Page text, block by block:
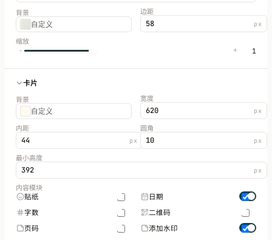
背景
自定义
边距
58 px
缩放
-
+ 1
卡片
背景
自定义
宽度
620 px
内距
44 px
圆角
10 px
最小高度
392 px
内容模块
贴纸
日期
字数
二维码
页码
添加水印